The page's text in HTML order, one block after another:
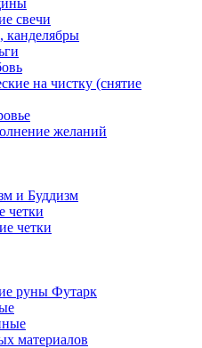
свечи
канделябры
на чистку (снятие
желаний
и Буддизм
четки
четки
руны Футарк
материалов